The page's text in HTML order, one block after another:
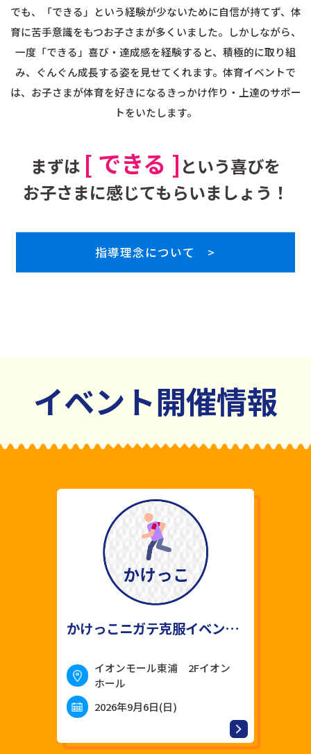
でも、「できる」という経験が少ないために自信が持てず、体
育に苦手意識をもつお子さまが多くいました。 しかしながら、
一度「できる」喜び・達成感を経験すると、積極的に取り組
み、ぐんぐん成長する姿を見せてくれます。 体育イベントで
は、お子さまが体育を好きになるきっかけ作り・上達のサポー
トをいたします。
まずは [ できる ] という喜びを
お子さまに感じてもらいましょう！
指導理念について >
イベント開催情報
かけっこニガテ克服イベント【東浦】
イオンモール東浦 2Fイオン
ホール
2026年9月6日(日)